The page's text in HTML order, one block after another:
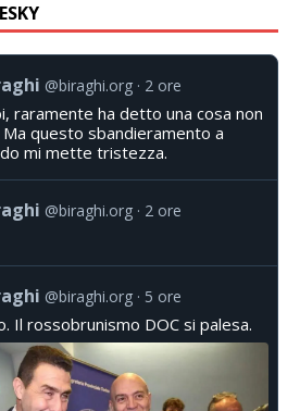
@biraghi.org 2 ore
raramente ha detto una cosa non
Ma questo sbandieramento a
mi mette tristezza.
@biraghi.org 2 ore
@biraghi.org 5 ore
Il rossobrunismo DOC si palesa.